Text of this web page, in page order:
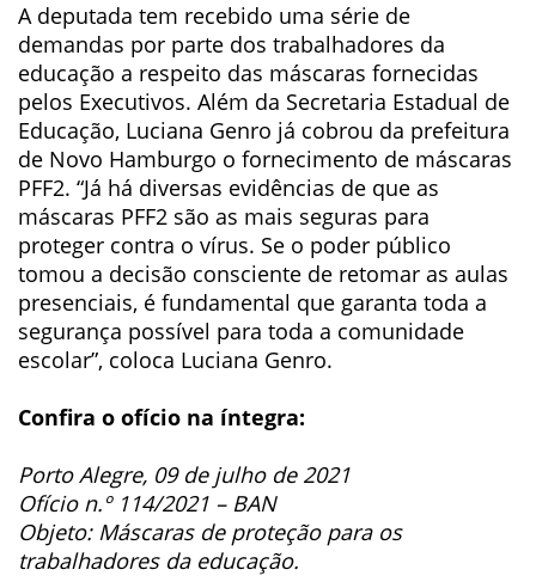
A deputada tem recebido uma série de
demandas por parte dos trabalhadores da
educação a respeito das máscaras fornecidas
pelos Executivos. Além da Secretaria Estadual de
Educação, Luciana Genro já cobrou da prefeitura
de Novo Hamburgo o fornecimento de máscaras
PFF2. “Já há diversas evidências de que as
máscaras PFF2 são as mais seguras para
proteger contra o vírus. Se o poder público
tomou a decisão consciente de retomar as aulas
presenciais, é fundamental que garanta toda a
segurança possível para toda a comunidade
escolar”, coloca Luciana Genro.
Confira o ofício na íntegra:
Porto Alegre, 09 de julho de 2021
Ofício n.º 114/2021 – BAN
Objeto: Máscaras de proteção para os
trabalhadores da educação.